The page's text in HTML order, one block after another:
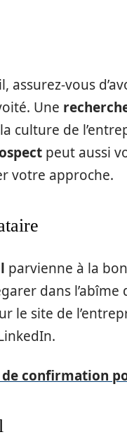
assurez-vous
Une
culture de
peut aussi
votre approche.
parvienne à la
dans
le site de
confirmation